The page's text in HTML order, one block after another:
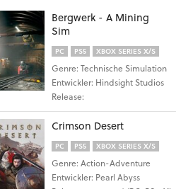
Bergwerk - A Mining
Sim
PC PS5 XBOX SERIES X/S
Genre: Technische Simulation
Entwickler: Hindsight Studios
Release:
Crimson Desert
PC PS5 XBOX SERIES X/S
Genre: Action-Adventure
Entwickler: Pearl Abyss